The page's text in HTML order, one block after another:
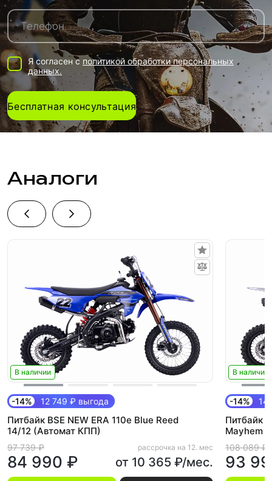
Я согласен с политикой обработки персональных
данных.
Бесплатная консультация
Аналоги
В наличии
-14% 12 749 ₽ выгода
Питбайк BSE NEW ERA 110e Blue Reed
14/12 (Автомат КПП)
97 739 ₽
84 990 ₽
рассрочка на 12. мес
от 10 365 ₽/мес.
В наличии
-14% 14
Питбайк
Mayhem
108 089 ₽
93